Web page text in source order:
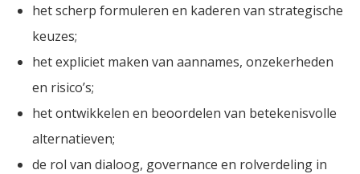
het scherp formuleren en kaderen van strategische
keuzes;
het expliciet maken van aannames, onzekerheden
en risico’s;
het ontwikkelen en beoordelen van betekenisvolle
alternatieven;
de rol van dialoog, governance en rolverdeling in